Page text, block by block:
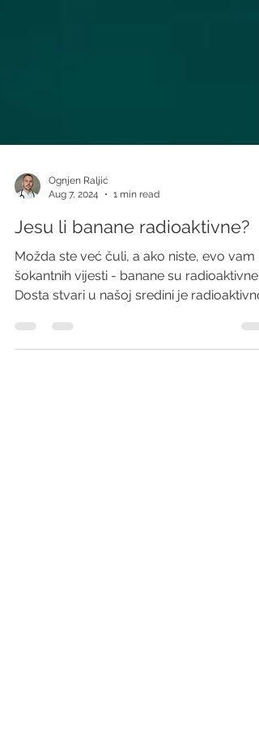
Aug 7, 2024
1 min read
Jesu li banane radioaktivne?
Možda ste već čuli, a ako niste, evo vam
Dosta stvari u našoj sredini je